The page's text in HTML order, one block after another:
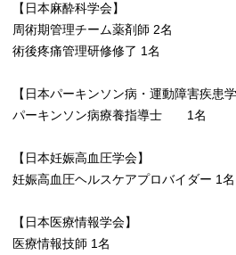
【日本麻酔科学会】
周術期管理チーム薬剤師 2名
術後疼痛管理研修修了 1名
【日本パーキンソン病・運動障害疾患学
パーキンソン病療養指導士 1名
【日本妊娠高血圧学会】
妊娠高血圧ヘルスケアプロバイダー 1名
【日本医療情報学会】
医療情報技師 1名